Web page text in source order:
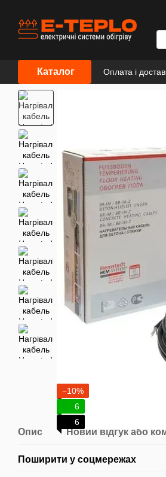
Каталог Оплата і
Інформація
−10%
6
6
Опис Новий відгук або
Поширити у соцмережах